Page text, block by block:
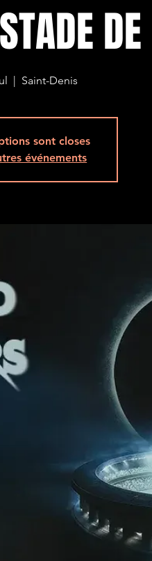
  |
Saint-Denis
sont closes
événements